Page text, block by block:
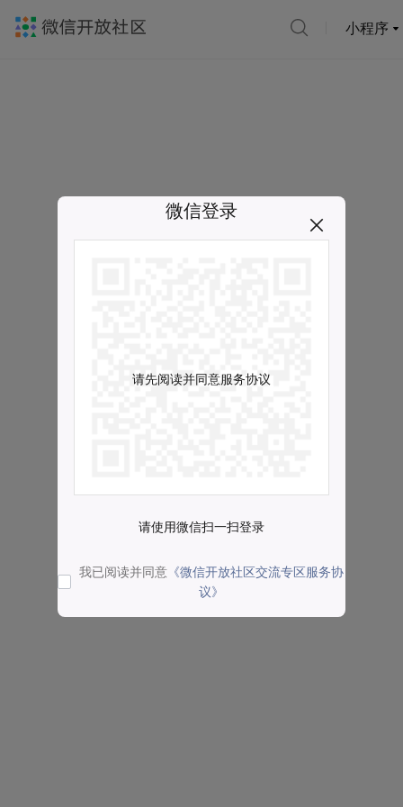
小程序
微信登录
请先阅读并同意服务协议
请使用微信扫一扫登录
我已阅读并同意 《微信开放社区交流专区服务协
议》